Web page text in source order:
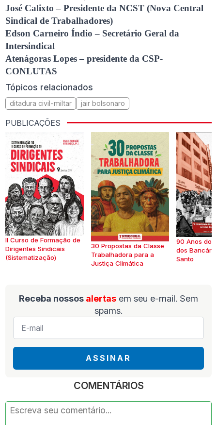
José Calixto – Presidente da NCST (Nova Central
Sindical de Trabalhadores)
Edson Carneiro Índio – Secretário Geral da
Intersindical
Atenágoras Lopes – presidente da CSP-
CONLUTAS
Tópicos relacionados
ditadura civil-miltar jair bolsonaro
PUBLICAÇÕES
II Curso de Formação de
Dirigentes Sindicais
(Sistematização)
30 Propostas da Classe
Trabalhadora para a
Justiça Climática
90 Anos do
dos
Santo
Receba nossos alertas em seu e-mail. Sem
spams.
E-
mail
ASSINAR
COMENTÁRIOS